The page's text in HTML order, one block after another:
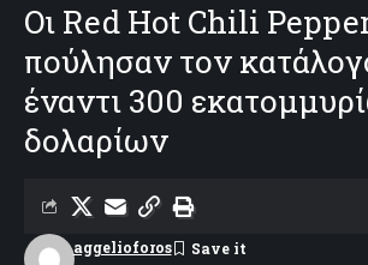
Οι Red Hot Chili
πούλησαν τον
έναντι 300
δολαρίων
aggelioforos